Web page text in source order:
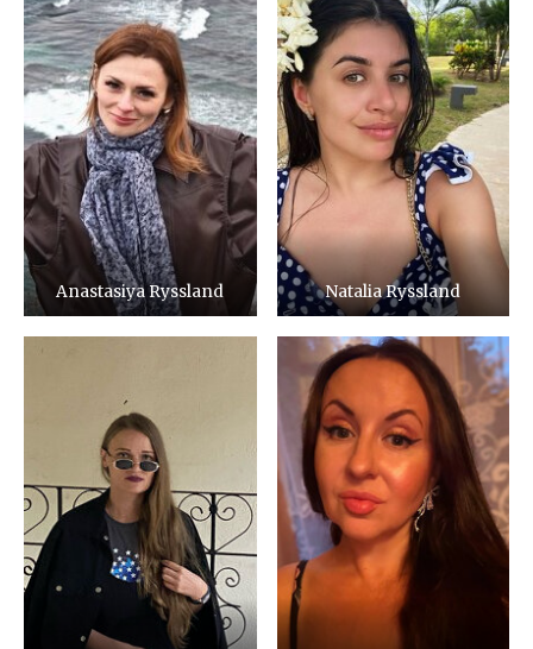
Anastasiya Ryssland Natalia Ryssland